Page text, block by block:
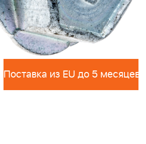
Поставка из EU до 5 месяцев